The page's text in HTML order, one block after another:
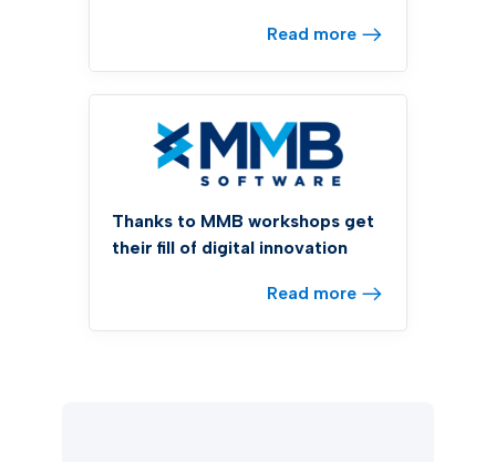
Read more
Thanks to MMB workshops get
their fill of digital innovation
Read more